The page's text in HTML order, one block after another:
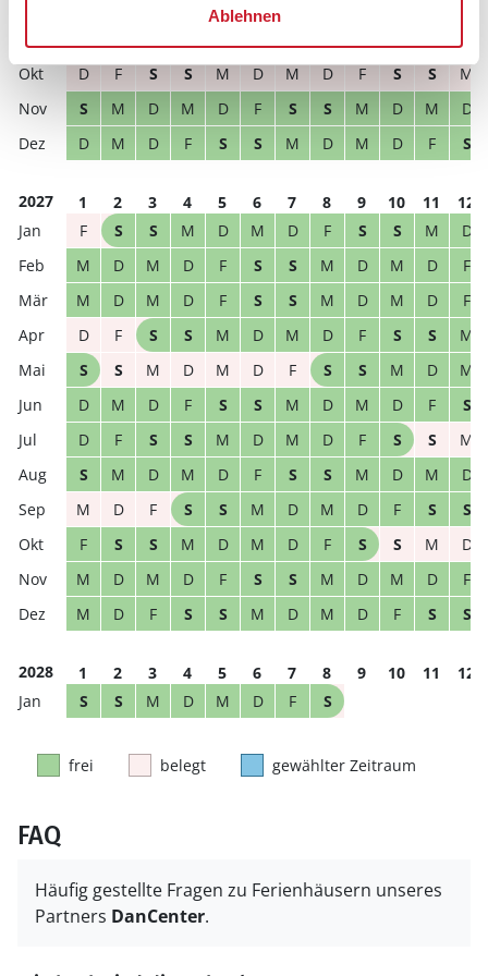
Ablehnen
D
F S S M D M D F S S
M
S
M D M D F S S M D M
D
D
M D F S S M D M D F S
2027 1 2 3 4 5 6 7 8 9 10 11
12
F
S S M D M D F S S M
D
M
D M D F S S M D M D
F
M
D M D F S S M D M D
F
D
F S S M D M D F S S
M
S
S M D M D F S S M D
M
D
M D F S S M D M D F
S
D
F S S M D M D F S S
M
S
M D M D F S S M D M
D
M
D F S S M D M D F S
S
F
S S M D M D F S S M
D
M
D M D F S S M D M D
F
M
D F S S M D M D F S S
2028 1 2 3 4 5 6 7 8 9 10 11
12
S
S M D M D F S
frei belegt gewählter Zeitraum
FAQ
Häufig gestellte Fragen zu Ferienhäusern unseres
Partners DanCenter.